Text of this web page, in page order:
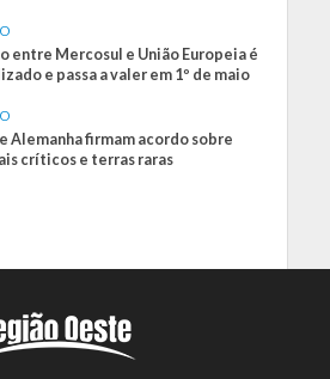
entre Mercosul e União Europeia é
e passa a valer em 1º de maio
Alemanha firmam acordo sobre
críticos e terras raras